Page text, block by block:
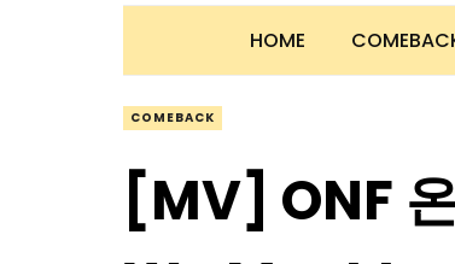
HOME
COMEBACK
[MV] ONF